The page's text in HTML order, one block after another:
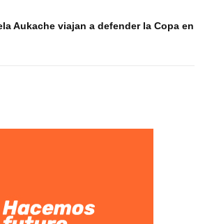
Aukache viajan a defender la Copa en